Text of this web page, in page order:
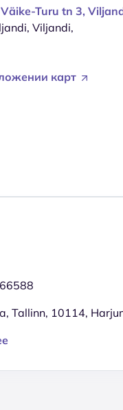
Turu tn 3,
Viljandi,
карт
Tallinn, 10114,